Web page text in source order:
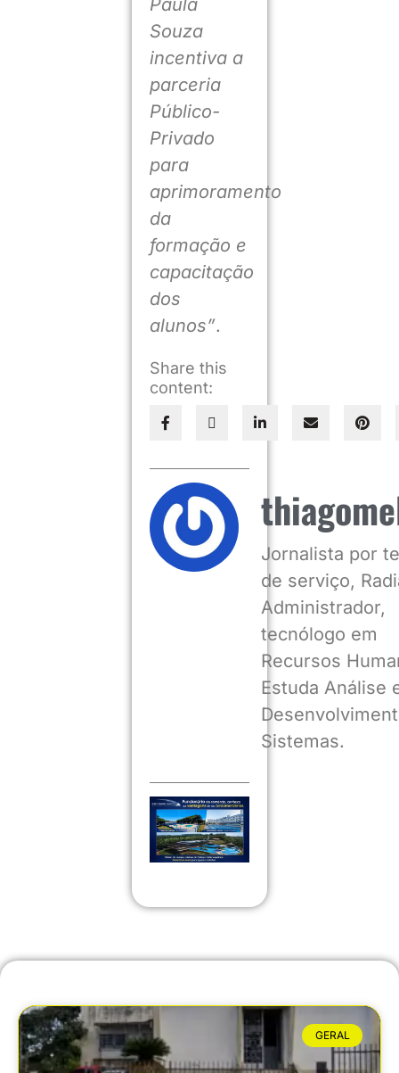
Souza
incentiva a
parceria
Público-
Privado
para
aprimoramento
da
formação e
capacitação
dos
alunos”.
Share this
content:
Jornalista por
de serviço,
Administrador,
tecnólogo em
Recursos
Estuda Análise
Sistemas.
GERAL